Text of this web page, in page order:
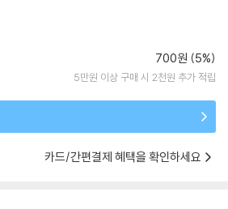
700원 (5%)
5만원 이상 구매 시 2천원 추가 적립
카드/간편결제 혜택을 확인하세요